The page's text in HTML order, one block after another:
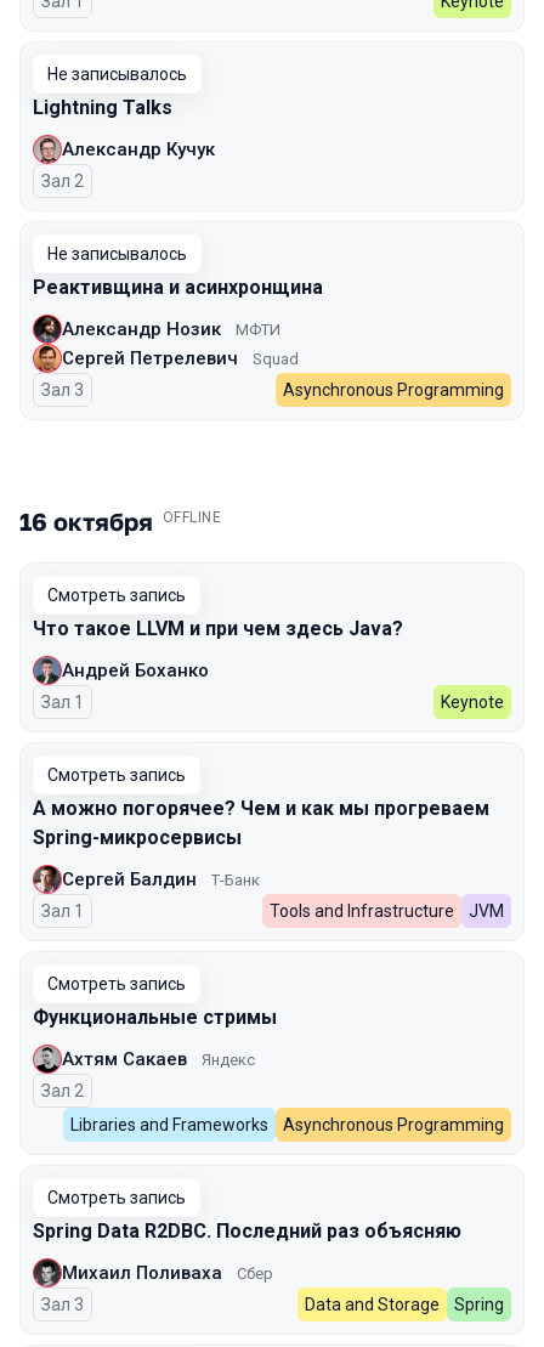
Не записывалось
Lightning Talks
Александр Кучук
Зал 2
Не записывалось
Реактивщина и асинхронщина
Александр Нозик МФТИ
Сергей Петрелевич Squad
Зал 3 Asynchronous Programming
16 октября .OFFLINE
Смотреть запись
Что такое LLVM и при чем здесь Java?
Андрей Боханко
Зал 1 Keynote
Смотреть запись
А можно погорячее? Чем и как мы прогреваем
Spring-микросервисы
Сергей Балдин Т-Банк
Зал 1 Tools and Infrastructure JVM
Смотреть запись
Функциональные стримы
Ахтям Сакаев Яндекс
Зал 2
Libraries and Frameworks
Asynchronous Programming
Смотреть запись
Spring Data R2DBC. Последний раз объясняю
Михаил Поливаха Сбер
Зал 3 Data and Storage Spring